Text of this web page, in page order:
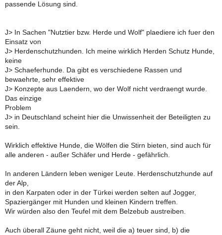
passende Lösung sind.
J> In Sachen "Nutztier bzw. Herde und Wolf" plaediere ich fuer den
Einsatz von
J> Herdenschutzhunden. Ich meine wirklich Herden Schutz Hunde,
keine
J> Schaeferhunde. Da gibt es verschiedene Rassen und
bewaehrte, sehr effektive
J> Konzepte aus Laendern, wo der Wolf nicht verdraengt wurde.
Das einzige
Problem
J> in Deutschland scheint hier die Unwissenheit der Beteiligten zu
sein.
Wirklich effektive Hunde, die Wölfen die Stirn bieten, sind auch für
alle anderen - außer Schäfer und Herde - gefährlich.
In anderen Ländern leben weniger Leute. Herdenschutzhunde auf
der Alp,
in den Karpaten oder in der Türkei werden selten auf Jogger,
Spaziergänger mit Hunden und kleinen Kindern treffen.
Wir würden also den Teufel mit dem Belzebub austreiben.
Auch überall Zäune geht nicht, weil die a) teuer sind, b) die